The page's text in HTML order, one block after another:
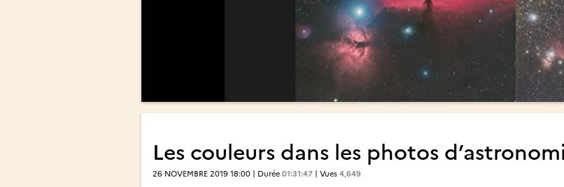
Les couleurs dans les photos
26 NOVEMBRE 2019 18:00 | Durée 01:31:47 | Vues 4,649